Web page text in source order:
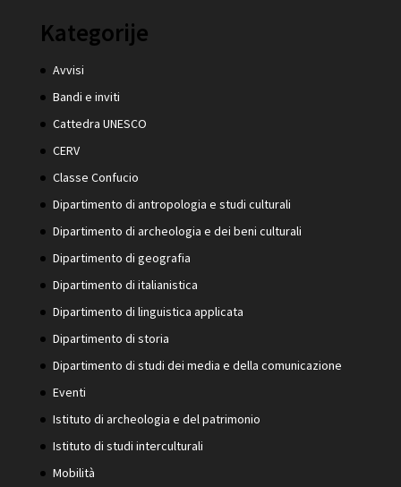
Kategorije
Avvisi
Bandi e inviti
Cattedra UNESCO
CERV
Classe Confucio
Dipartimento di antropologia e studi culturali
Dipartimento di archeologia e dei beni culturali
Dipartimento di geografia
Dipartimento di italianistica
Dipartimento di linguistica applicata
Dipartimento di storia
Dipartimento di studi dei media e della comunicazione
Eventi
Istituto di archeologia e del patrimonio
Istituto di studi interculturali
Mobilità